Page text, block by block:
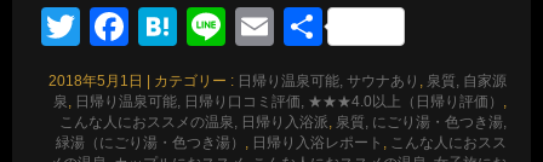
TwitterFacebook
Hatena
LineEmail
共
有
2018年5月1日 カテゴリー : 日帰り温泉可能, サウナあり , 泉質, 自家源
泉, 日帰り温泉可能, 日帰り口コミ評価, ★★★4.0以上（日帰り評価） ,
こんな人におススメの温泉, 日帰り入浴派, 泉質, にごり湯・色つき湯,
緑湯（にごり湯・色つき湯） , 日帰り入浴レポート , こんな人におスス